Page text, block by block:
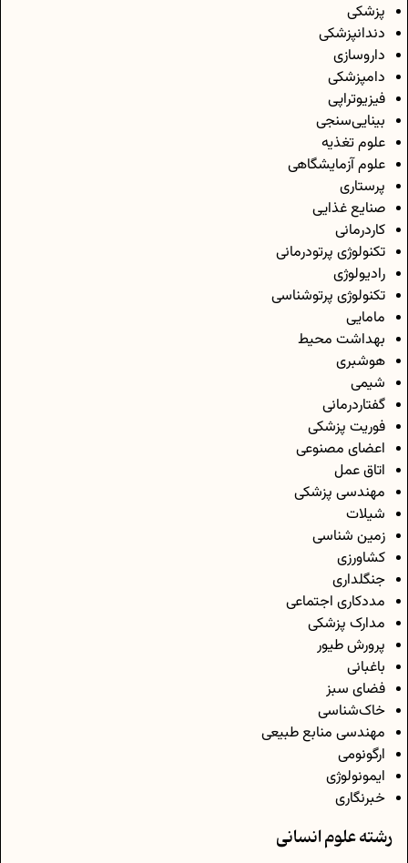
پزشکی
دندانپزشکی
داروسازی
دامپزشکی
فیزیوتراپی
بینایی‌سنجی
علوم تغذیه
علوم آزمایشگاهی
پرستاری
صنایع غذایی
کاردرمانی
تکنولوژی پرتودرمانی
رادیولوژی
تکنولوژی پرتوشناسی
مامایی
بهداشت محیط
هوشبری
شیمی
گفتاردرمانی
فوریت پزشکی
اعضای مصنوعی
اتاق عمل
مهندسی پزشکی
شیلات
زمین شناسی
کشاورزی
جنگلداری
مددکاری اجتماعی
مدارک پزشکی
پرورش طیور
باغبانی
فضای سبز
خاک‌شناسی
مهندسی منابع طبیعی
ارگونومی
ایمونولوژی
خبرنگاری
رشته علوم انسانی